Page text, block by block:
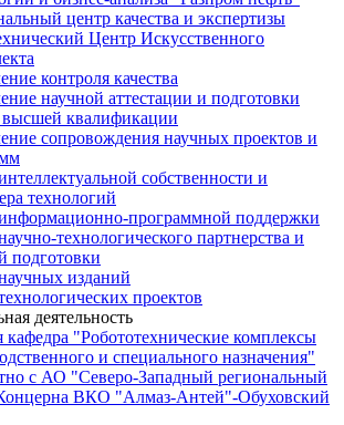
центр качества и экспертизы
Центр Искусственного
контроля качества
научной аттестации и подготовки
высшей квалификации
сопровождения научных проектов и
собственности и
технологий
программной поддержки
технологического партнерства и
подготовки
изданий
проектов
деятельность
кафедра "Робототехнические комплексы
и специального назначения"
с АО "Северо-Западный региональный
ВКО "Алмаз-Антей"-Обуховский